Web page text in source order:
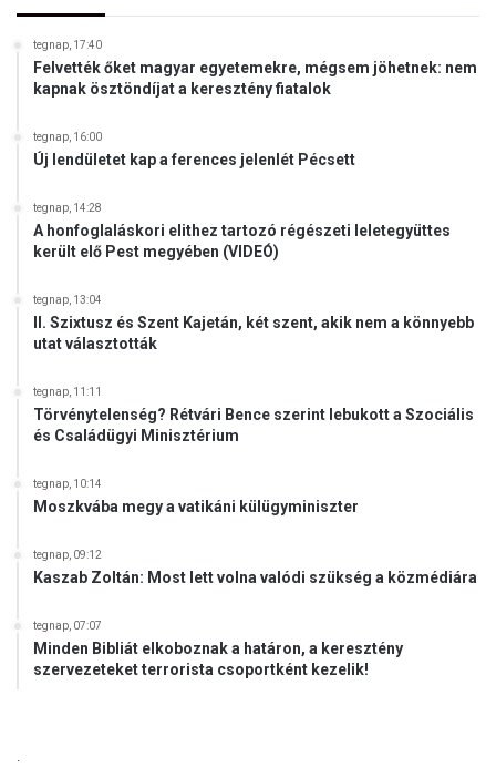
tegnap, 17:40
Felvették őket magyar egyetemekre, mégsem jöhetnek: nem
kapnak ösztöndíjat a keresztény fiatalok
tegnap, 16:00
Új lendületet kap a ferences jelenlét Pécsett
tegnap, 14:28
A honfoglaláskori elithez tartozó régészeti leletegyüttes
került elő Pest megyében (VIDEÓ)
tegnap, 13:04
II. Szixtusz és Szent Kajetán, két szent, akik nem a könnyebb
utat választották
tegnap, 11:11
Törvénytelenség? Rétvári Bence szerint lebukott a Szociális
és Családügyi Minisztérium
tegnap, 10:14
Moszkvába megy a vatikáni külügyminiszter
tegnap, 09:12
Kaszab Zoltán: Most lett volna valódi szükség a közmédiára
tegnap, 07:07
Minden Bibliát elkoboznak a határon, a keresztény
szervezeteket terrorista csoportként kezelik!
.